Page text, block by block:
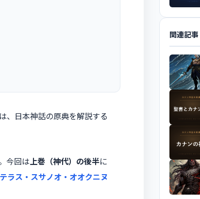
、日本神話の原典を解説する
今回は上巻（神代）の後半に
ラス・スサノオ・オオクニヌ
関連記事